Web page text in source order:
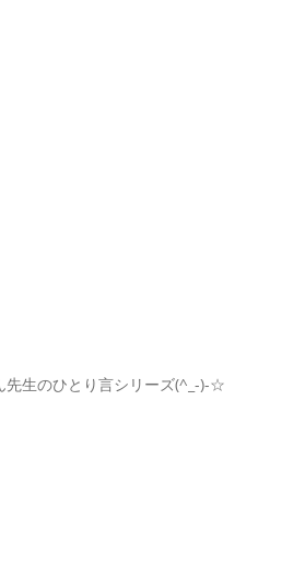
先生のひとり言シリーズ(^_-)-☆